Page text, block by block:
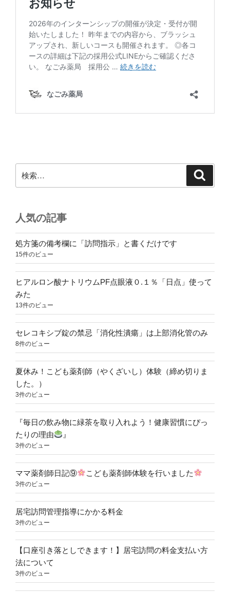
索:
人気の記事
処方箋の備考欄に「訪問指示」と書くだけです
15件のビュー
ヒアルロン酸ナトリウムPF点眼液０.１％「日点」使って
みた
13件のビュー
セレコキシブ錠の禁忌「消化性潰瘍」は上部消化管のみ
8件のビュー
夏休み！こども薬剤師（やくざいし）体験（締め切りま
した。）
3件のビュー
『毎日の飲み物に緑茶を取り入れよう！健康習慣にぴっ
たりの理由
』
3件のビュー
ママ薬剤師日記⑨ こども薬剤師体験を行いました
3件のビュー
居宅訪問管理指導にかかる料金
3件のビュー
【口座引き落としできます！】居宅訪問の料金支払い方
法について
3件のビュー